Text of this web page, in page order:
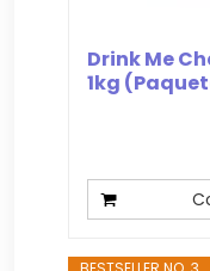
Drink Me
1kg